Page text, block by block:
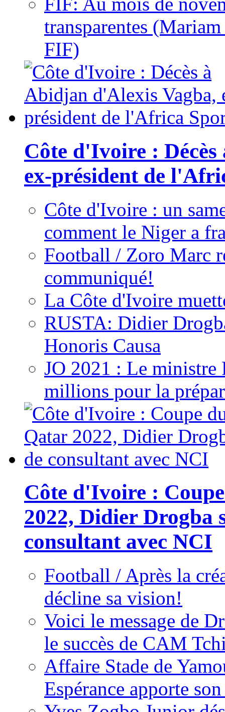
transparentes
FIF)
Côte d'Ivoire :
ex-président de
Côte d'Ivoire : un
comment le Niger a
Football / Zoro Marc
communiqué!
La Côte d'Ivoire
RUSTA: Didier
Honoris Causa
JO 2021 : Le ministre
millions pour la
Côte d'Ivoire :
2022, Didier Drogba
consultant avec NCI
Football / Après la
décline sa vision!
Voici le message de
le succès de CAM
Affaire Stade de
Espérance apporte